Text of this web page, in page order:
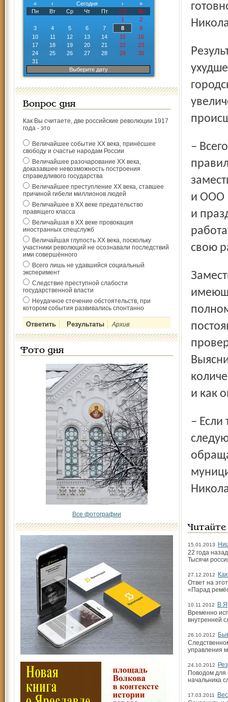
«
‹ Сегодня ›
»
Пн
Вт Ср Чт Пт Сб
Вс
1
2
3
4 5 6 7 8
9
10
11 12 13 14 15
16
17
18 19 20 21 22
23
24
25 26 27 28 29
30
31
Выберите дату
Вопрос дня
Как Вы считаете, две российские революции 1917
года - это
Величайшее событие ХХ века, принёсшее
свободу и счастье народам России
Величайшее разочарование ХХ века,
доказавшее невозможность построения
справедливого государства
Величайшее преступление ХХ века, ставшее
причиной гибели миллионов людей
Величайшее в ХХ веке предательство
правящего класса
Величайшая в ХХ веке провокация
иностранных спецслужб
Величайшая глупость ХХ века, поскольку
участники революций не осознавали последствий
ими совершённого
Всего лишь не удавшийся социальный
эксперимент
Следствие преступной слабости
государственной власти
Неудачное стечение обстоятельств, при
котором события развивались спонтанно
Архив
Фото дня
Все фотографии
Результатом плохой готовности стало значительное
– Всего этого можно было избежать, если бы вы
и ООО
и
свою
Заместитель мэра также заострил внимание на том, что
и как
– Если так будет продолжаться и впредь, уже на
15.01.2013
22 года
Тысячи
27.12.2012
Ответ на
«Парад
10.11.2012
В
Временно
внутренней
26.10.2012
управления
24.10.2012
Поводом для
начальника
17.03.2011